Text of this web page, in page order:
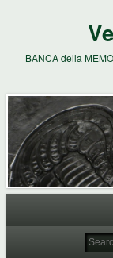
BANCA della